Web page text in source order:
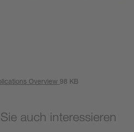
Overview 98 KB
auch interessieren